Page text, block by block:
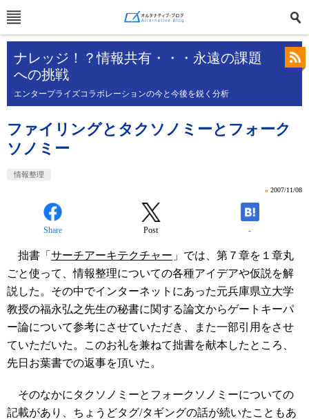
ナレッジ！？情報共有・・・永遠の課題
への挑戦
エンタープライズコラボレーションの今と今後を鋭く分析
ファイリングとタクソノミーとフォーク
ソノミー
情報整理
» 2007/11/08
Share Post -
拙書「 サーチアーキテクチャー 」では、第７章を１章丸
ごと使って、情報整理についての各種アイデアや仮説を解
説した。その中でインターネットにあった元兵庫県立大学
教授の福永弘之先生の秘書に関する論文からゲートキーパ
ー論について参考にさせていただき、また一部引用をさせ
ていただいた。このお礼を兼ねて拙書を献本したところ、
先日お葉書での返事を頂いた。
そのなかにタクソノミーとフォークソノミーについての
記載があり、ちょうどタグ/タギングの話が続いたこともあ